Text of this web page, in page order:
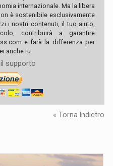
internazionale. Ma la libera
è sostenibile esclusivamente
i nostri contenuti, il tuo aiuto,
contribuirà a garantire
e farà la differenza per
anche tu.
supporto
« Torna Indietro